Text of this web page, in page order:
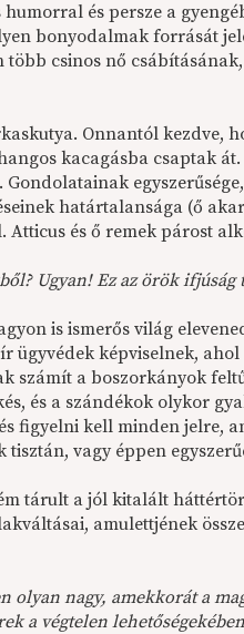
és persze a
bonyodalmak forrását
több csinos nő
Onnantól kezdve,
kacagásba csaptak
határtalansága (ő
és ő remek párost
Ugyan! Ez az örök ifjúság
is ismerős világ
ügyvédek képviselnek,
számít a boszorkányok
és a szándékok olykor
figyelni kell minden jelre,
vagy éppen
tárult a jól kitalált
amulettjének
olyan nagy, amekkorát a
a végtelen